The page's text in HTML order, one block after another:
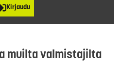
Kirjaudu
muilta valmistajilta